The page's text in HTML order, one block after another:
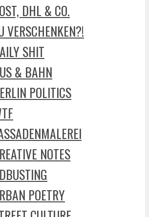
DHL & CO.
VERSCHENKEN?!
SHIT
& BAHN
POLITICS
NOTES
POETRY